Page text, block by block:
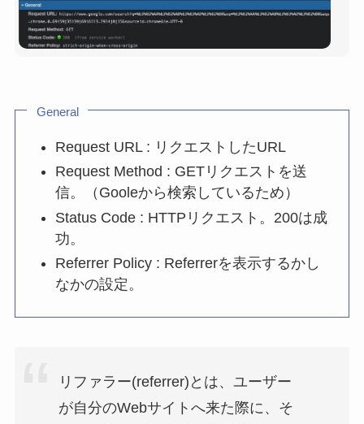
General
Request URL : リクエストしたURL
Request Method : GETリクエストを送
信。（Gooleから検索しているため）
Status Code : HTTPリクエスト。200は成
功。
Referrer Policy : Referrerを表示するかし
なかの設定。
リファラー(referrer)とは、ユーザー
が自分のWebサイトへ来た際に、そ